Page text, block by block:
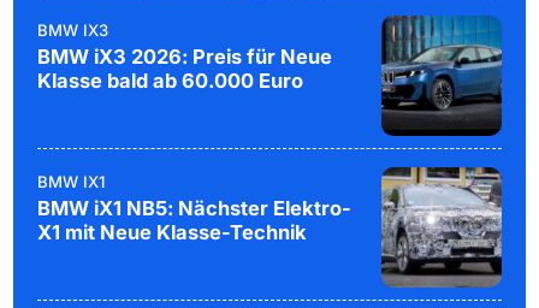
BMW IX3
BMW iX3 2026: Preis für Neue
Klasse bald ab 60.000 Euro
BMW IX1
BMW iX1 NB5: Nächster Elektro-
X1 mit Neue Klasse-Technik